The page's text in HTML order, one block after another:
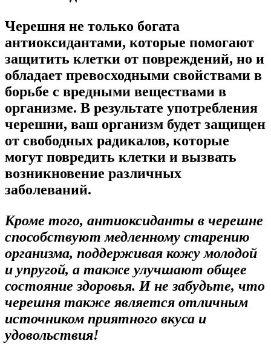
Черешня не только богата
антиоксидантами, которые помогают
защитить клетки от повреждений, но и
обладает превосходными свойствами в
борьбе с вредными веществами в
организме. В результате употребления
черешни, ваш организм будет защищен
от свободных радикалов, которые
могут повредить клетки и вызвать
возникновение различных
заболеваний.
Кроме того, антиоксиданты в черешне
способствуют медленному старению
организма, поддерживая кожу молодой
и упругой, а также улучшают общее
состояние здоровья. И не забудьте, что
черешня также является отличным
источником приятного вкуса и
удовольствия!